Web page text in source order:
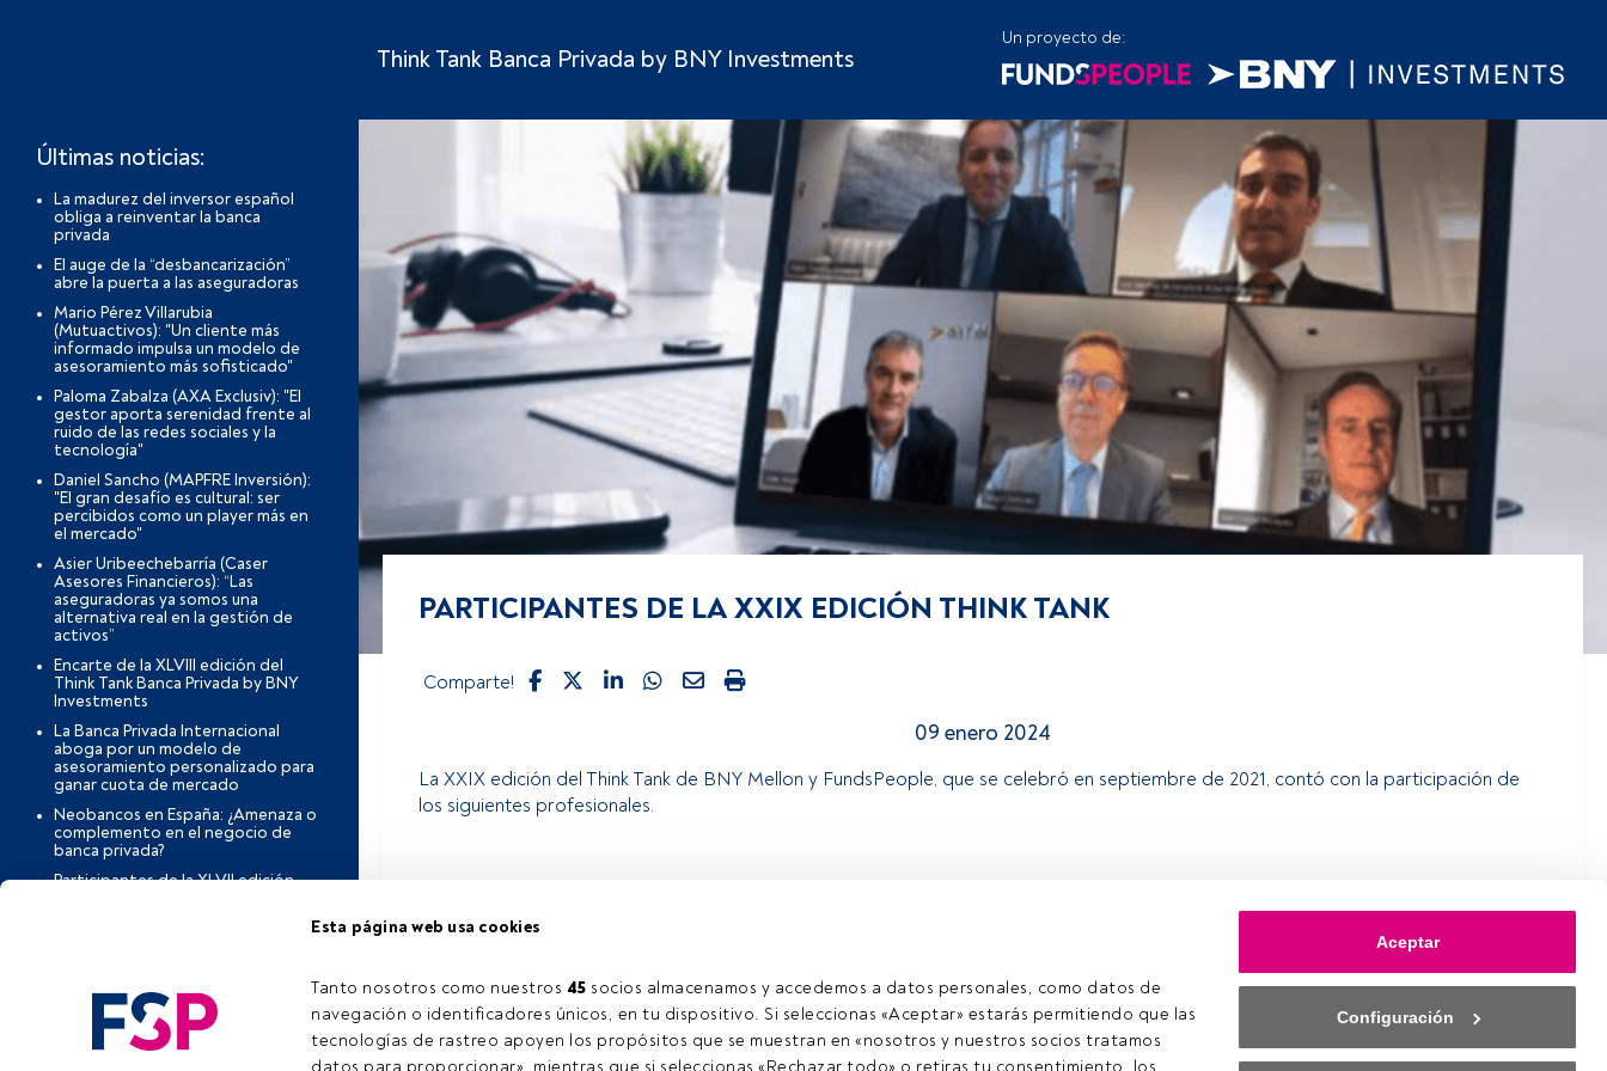
Esta página web usa cookies
Tanto nosotros como nuestros 45 socios almacenamos y accedemos a datos personales, como datos de
navegación o identificadores únicos, en tu dispositivo. Si seleccionas «Aceptar» estarás permitiendo que las
tecnologías de rastreo apoyen los propósitos que se muestran en «nosotros y nuestros socios tratamos
Aceptar
Configuración
Think Tank Banca Privada by BNY Investments
Un proyecto de:
Últimas noticias:
La madurez del inversor español
obliga a reinventar la banca
privada
El auge de la “desbancarización”
abre la puerta a las aseguradoras
Mario Pérez Villarubia
(Mutuactivos): "Un cliente más
informado impulsa un modelo de
asesoramiento más sofisticado"
Paloma Zabalza (AXA Exclusiv): "El
gestor aporta serenidad frente al
ruido de las redes sociales y la
tecnología"
Daniel Sancho (MAPFRE Inversión):
"El gran desafío es cultural: ser
percibidos como un player más en
el mercado"
Asier Uribeechebarría (Caser
Asesores Financieros): “Las
aseguradoras ya somos una
alternativa real en la gestión de
activos”
Encarte de la XLVIII edición del
Think Tank Banca Privada by BNY
Investments
La Banca Privada Internacional
aboga por un modelo de
asesoramiento personalizado para
ganar cuota de mercado
Neobancos en España: ¿Amenaza o
complemento en el negocio de
banca privada?
Participantes de la XLVII edición
Pedro Dañobeitia (Mirabaud WM):
“El banquero es el director de
orquesta de un modelo cada vez
PARTICIPANTES DE LA XXIX EDICIÓN THINK TANK
Comparte!
09 enero 2024
La XXIX edición del Think Tank de BNY Mellon y FundsPeople, que se celebró en septiembre de 2021, contó con la participación de
los siguientes profesionales.
aún no tienes cuenta, te invitamos a registrarte y disfrutar de todo el universo que ofrece FundsPeople.